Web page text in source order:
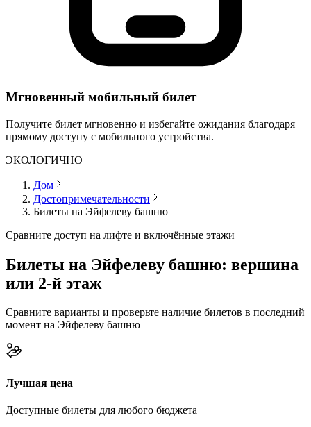
Мгновенный мобильный билет
Получите билет мгновенно и избегайте ожидания благодаря
прямому доступу с мобильного устройства.
ЭКОЛОГИЧНО
Дом
Достопримечательности
Билеты на Эйфелеву башню
Сравните доступ на лифте и включённые этажи
Билеты на Эйфелеву башню: вершина
или 2-й этаж
Сравните варианты и проверьте наличие билетов в последний
момент на Эйфелеву башню
Лучшая цена
Доступные билеты для любого бюджета